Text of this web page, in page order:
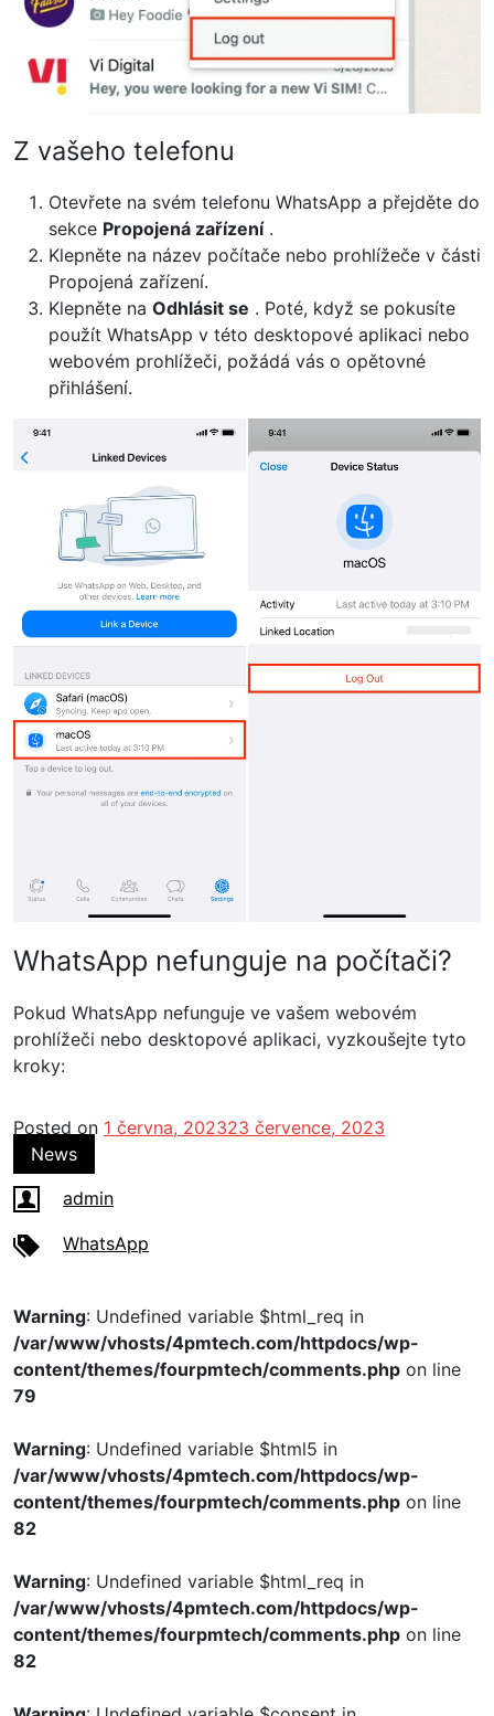
Z vašeho telefonu
Otevřete na svém telefonu WhatsApp a přejděte do
sekce Propojená zařízení.
Klepněte na název počítače nebo prohlížeče v části
Propojená zařízení.
Klepněte na Odhlásit se . Poté, když se pokusíte
použít WhatsApp v této desktopové aplikaci nebo
webovém prohlížeči, požádá vás o opětovné
přihlášení.
WhatsApp nefunguje na počítači?
Pokud WhatsApp nefunguje ve vašem webovém
prohlížeči nebo desktopové aplikaci, vyzkoušejte tyto
kroky:
Posted on 1 června, 202323 července, 2023
News
admin
WhatsApp
Warning: Undefined variable $html_req in
/var/www/vhosts/4pmtech.com/httpdocs/wp-
content/themes/fourpmtech/comments.php on line
79
Warning: Undefined variable $html5 in
/var/www/vhosts/4pmtech.com/httpdocs/wp-
content/themes/fourpmtech/comments.php on line
82
Warning: Undefined variable $html_req in
/var/www/vhosts/4pmtech.com/httpdocs/wp-
content/themes/fourpmtech/comments.php on line
82